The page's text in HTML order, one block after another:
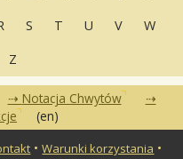
S T U V
W
Z
Notacja Chwytów
(en)
•Warunki korzystania •